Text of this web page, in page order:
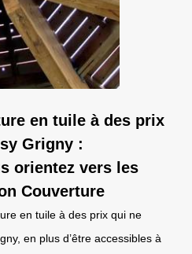
en tuile à des prix
Grigny :
orientez vers les
Couverture
en tuile à des prix qui ne
en plus d’être accessibles à